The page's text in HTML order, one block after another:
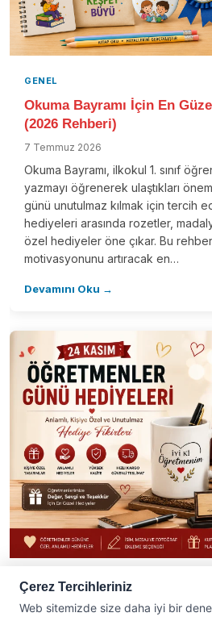
GENEL
Okuma Bayramı İçin En
(2026 Rehberi)
7 Temmuz 2026
Okuma Bayramı, ilkokul 1. sınıf
yazmayı öğrenerek ulaştıkları
günü unutulmaz kılmak için tercih
hediyeleri arasında rozetler,
özel hediyeler öne çıkar. Bu
motivasyonunu artıracak en…
Devamını Oku →
GENEL
Öğretmenler Günü
Çerez Tercihleriniz
Web sitemizde size daha iyi bir